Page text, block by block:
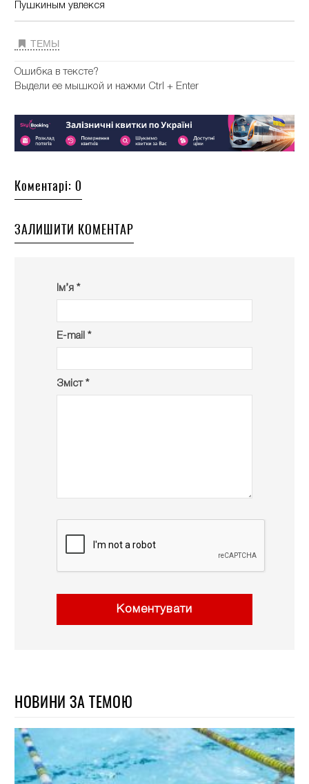
Пушкиным увлекся
ТЕМЫ
Ошибка в тексте?
Выдели ее мышкой и нажми Ctrl + Enter
Коментарі: 0
ЗАЛИШИТИ КОМЕНТАР
Ім’я *
E-mail *
Зміст *
Коментувати
НОВИНИ ЗА ТЕМОЮ